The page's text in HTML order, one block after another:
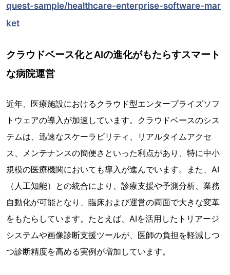
quest-sample/healthcare-enterprise-software-mar
ket
クラウドベース化とAIの進化がもたらすスマート
な病院運営
近年、医療施設におけるクラウド型エンタープライズソフ
トウェアの導入が加速しています。クラウドベースのシス
テムは、迅速なスケーラビリティ、リアルタイムアクセ
ス、メンテナンスの簡便さといった利点があり、特に中小
規模の医療機関においても導入が進んでいます。また、AI
（人工知能）との統合により、診療支援や予測分析、業務
自動化が可能となり、臨床および運営の両面で大きな変革
をもたらしています。たとえば、AIを活用したトリアージ
システムや画像診断支援ツールが、医師の負担を軽減しつ
つ診断精度を高める実例が増加しています。